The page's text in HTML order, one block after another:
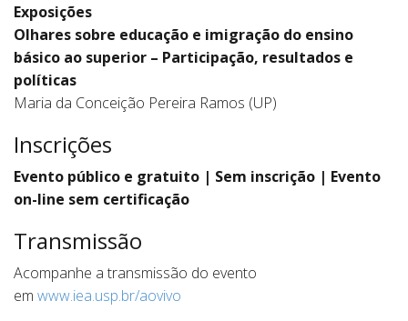
Exposições
Olhares sobre educação e imigração do ensino
básico ao superior – Participação, resultados e
políticas
Maria da Conceição Pereira Ramos (UP)
Inscrições
Evento público e gratuito | Sem inscrição | Evento
on-line sem certificação
Transmissão
Acompanhe a transmissão do evento
em www.iea.usp.br/aovivo